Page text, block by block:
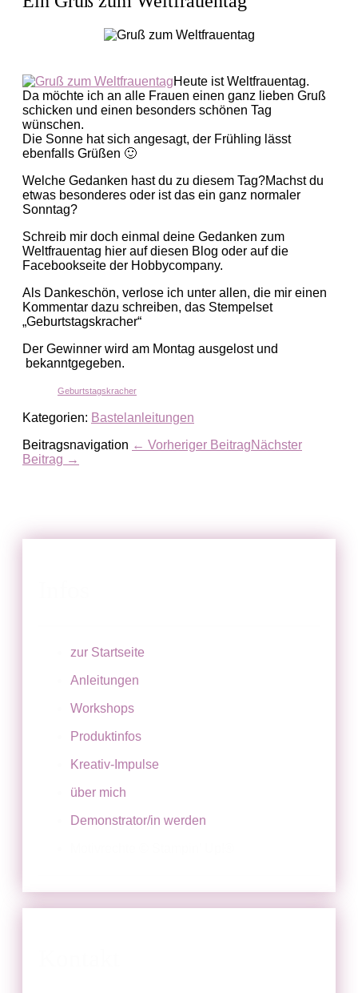
Heute ist Weltfrauentag.
Da möchte ich an alle Frauen einen ganz lieben Gruß
schicken und einen besonders schönen Tag
wünschen.
Die Sonne hat sich angesagt, der Frühling lässt
ebenfalls Grüßen 🙂
Welche Gedanken hast du zu diesem Tag?Machst du
etwas besonderes oder ist das ein ganz normaler
Sonntag?
Schreib mir doch einmal deine Gedanken zum
Weltfrauentag hier auf diesen Blog oder auf die
Facebookseite der Hobbycompany.
Als Dankeschön, verlose ich unter allen, die mir einen
Kommentar dazu schreiben, das Stempelset
„Geburtstagskracher“
Der Gewinner wird am Montag ausgelost und
bekanntgegeben.
Geburtstagskracher
Kategorien: Bastelanleitungen
Beitragsnavigation ← Vorheriger BeitragNächster
Beitrag →
zur Startseite
Anleitungen
Workshops
Produktinfos
Kreativ-Impulse
über mich
Demonstrator/in werden